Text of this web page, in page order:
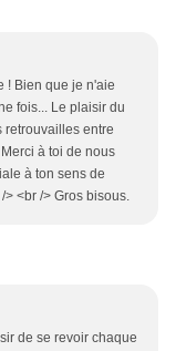
! Bien que je n'aie
fois... Le plaisir du
retrouvailles entre
à toi de nous
à ton sens de
> <br /> Gros bisous.
de se revoir chaque